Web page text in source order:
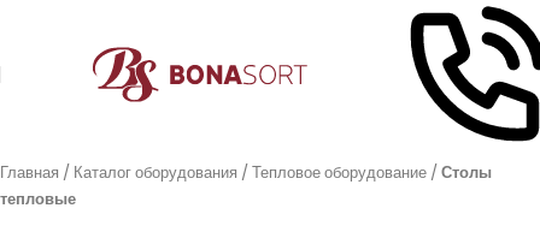
Главная Каталог оборудования Тепловое оборудование
Столы
тепловые